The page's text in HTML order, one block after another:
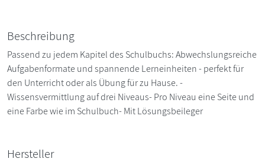
Beschreibung
Passend zu jedem Kapitel des Schulbuchs: Abwechslungsreiche
Aufgabenformate und spannende Lerneinheiten - perfekt für
den Unterricht oder als Übung für zu Hause. -
Wissensvermittlung auf drei Niveaus- Pro Niveau eine Seite und
eine Farbe wie im Schulbuch- Mit Lösungsbeileger
Hersteller